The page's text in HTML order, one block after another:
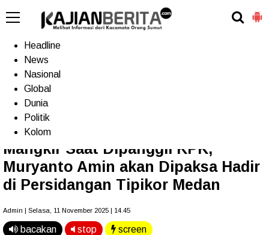
Home
Headline
News
Nasional
Global
Dunia
Politik
Kolom
Terkini
Mangkir Saat Dipanggil KPK,
Muryanto Amin akan Dipaksa Hadir
di Persidangan Tipikor Medan
Admin | Selasa, 11 November 2025 | 14.45
bacakan stop screen